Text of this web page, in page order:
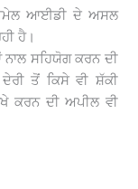
ਈਮੇਲ ਆਈਡੀ ਦੇ ਅਸਲ
ਹੈ।
ਸਹਿਯੋਗ ਕਰਨ ਦੀ
ਦੇਰੀ ਤੋਂ ਕਿਸੇ ਵੀ ਸ਼ੱਕੀ
ਕਰਨ ਦੀ ਅਪੀਲ ਵੀ